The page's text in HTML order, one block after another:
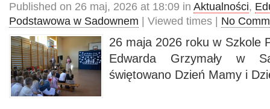
Published on 26 maj, 2026 at 18:09 in Aktualności,
Podstawowa w Sadownem | Viewed times | No
26 maja 2026 roku w Szkole
Edwarda Grzymały w
świętowano Dzień Mamy i